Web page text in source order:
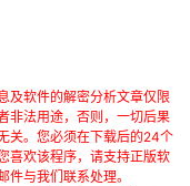
及软件的解密分析文章仅限
非法用途，否则，一切后果
关。您必须在下载后的24个
喜欢该程序，请支持正版软
与我们联系处理。